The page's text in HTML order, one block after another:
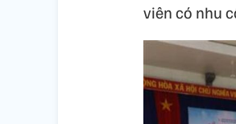
viên có nhu